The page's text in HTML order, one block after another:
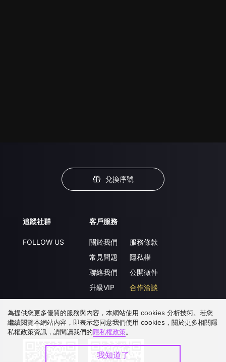
兌換序號
追蹤社群
FOLLOW US
客戶服務
關於我們
常見問題
聯絡我們
升級VIP
服務條款
隱私權
公開徵件
合作洽談
下載 APP
為提供您更多優質的服務與內容，本網站使用 cookies 分析技術。若您
繼續閱覽本網站內容，即表示您同意我們使用 cookies，關於更多相關隱
私權政策資訊，請閱讀我們的隱私權政策。
我知道了